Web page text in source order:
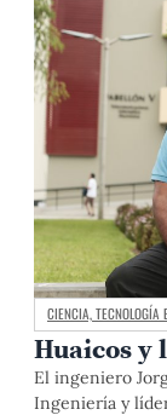
CIENCIA, TECNOLOGÍA
Huaicos y
El ingeniero
Ingeniería y